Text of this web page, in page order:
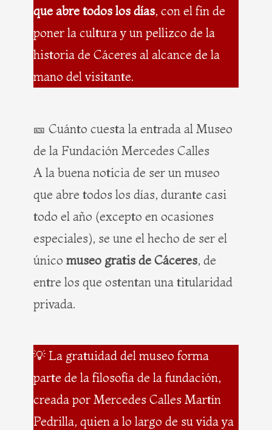
que abre todos los días, con el fin de
poner la cultura y un pellizco de la
historia de Cáceres al alcance de la
mano del visitante.
🎫 Cuánto cuesta la entrada al Museo
de la Fundación Mercedes Calles
A la buena noticia de ser un museo
que abre todos los días, durante casi
todo el año (excepto en ocasiones
especiales), se une el hecho de ser el
único museo gratis de Cáceres, de
entre los que ostentan una titularidad
privada.
💡 La gratuidad del museo forma
parte de la filosofía de la fundación,
creada por Mercedes Calles Martín
Pedrilla, quien a lo largo de su vida ya